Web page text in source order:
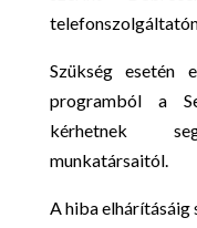
Szükség esetén
programból a
kérhetnek
munkatársaitól.
A hiba